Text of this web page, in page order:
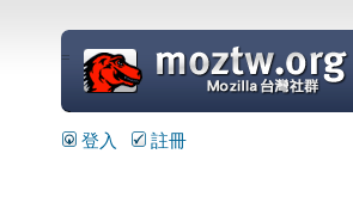
=
登入 註冊